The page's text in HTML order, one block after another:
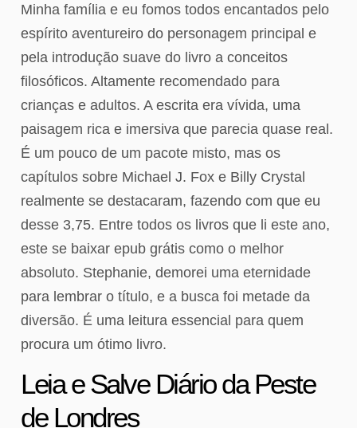
Minha família e eu fomos todos encantados pelo
espírito aventureiro do personagem principal e
pela introdução suave do livro a conceitos
filosóficos. Altamente recomendado para
crianças e adultos. A escrita era vívida, uma
paisagem rica e imersiva que parecia quase real.
É um pouco de um pacote misto, mas os
capítulos sobre Michael J. Fox e Billy Crystal
realmente se destacaram, fazendo com que eu
desse 3,75. Entre todos os livros que li este ano,
este se baixar epub grátis como o melhor
absoluto. Stephanie, demorei uma eternidade
para lembrar o título, e a busca foi metade da
diversão. É uma leitura essencial para quem
procura um ótimo livro.
Leia e Salve Diário da Peste
de Londres